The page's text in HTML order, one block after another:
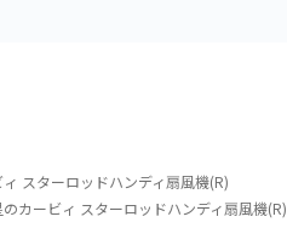
スターロッドハンディ扇風機(R)
のカービィ スターロッドハンディ扇風機(R)